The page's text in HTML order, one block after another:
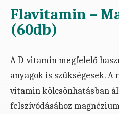
Flavitamin –
(60db)
A D-vitamin megfelelő
anyagok is szükségesek. A
vitamin kölcsönhatásban
felszívódásához